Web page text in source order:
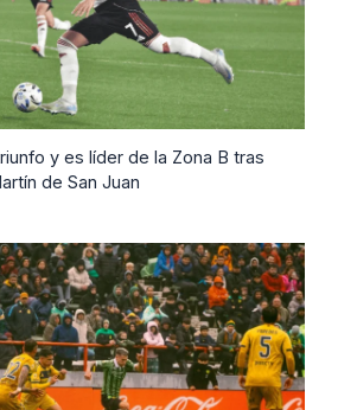
y es líder de la Zona B tras
de San Juan